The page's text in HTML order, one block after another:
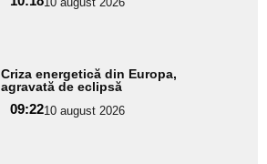
Criza energetică din Europa,
agravată de eclipsă
09:2210 august 2026